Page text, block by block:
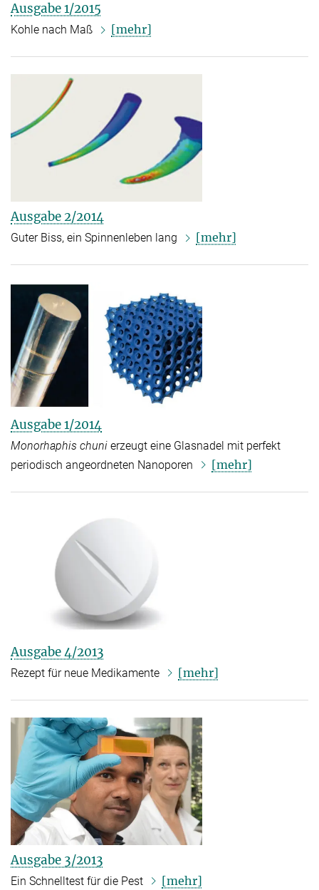
Ausgabe 1/2015
Kohle nach Maß [mehr]
Ausgabe 2/2014
Guter Biss, ein Spinnenleben lang [mehr]
Ausgabe 1/2014
Monorhaphis chuni erzeugt eine Glasnadel mit perfekt
periodisch angeordneten Nanoporen
[mehr]
Ausgabe 4/2013
Rezept für neue Medikamente [mehr]
Ausgabe 3/2013
Ein Schnelltest für die Pest [mehr]